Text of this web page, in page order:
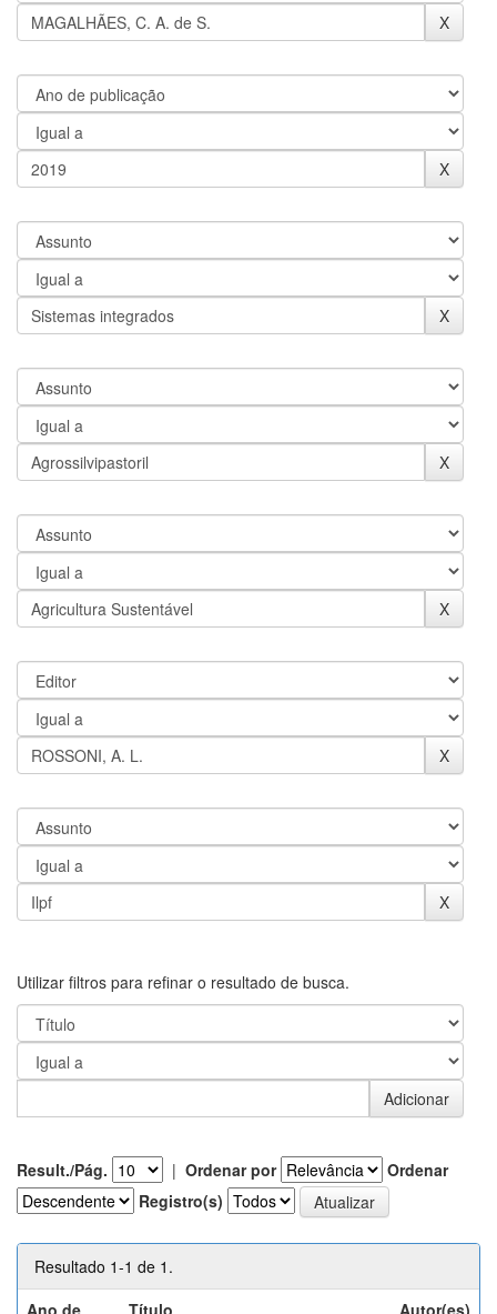
Utilizar filtros para refinar o resultado de busca.
Result./Pág. | Ordenar por
Ordenar
Registro(s)
Resultado 1-1 de 1.
Ano de
Título Autor(es)